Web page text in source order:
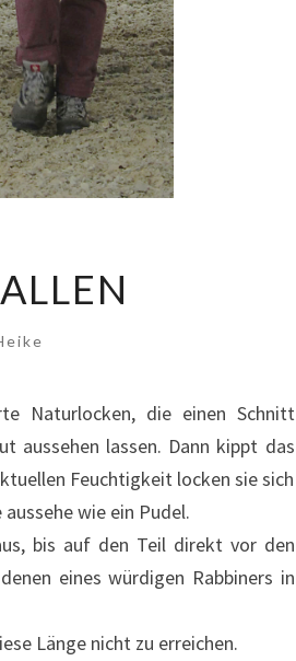
Naturlocken, die einen Schnitt
aussehen lassen. Dann kippt das
Feuchtigkeit locken sie sich
wie ein Pudel.
bis auf den Teil direkt vor den
eines würdigen Rabbiners in
Länge nicht zu erreichen.